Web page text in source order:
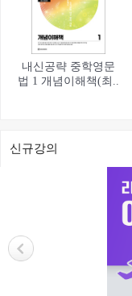
내신공략 중학영문
법 1 개념이해책(최..
신규강의